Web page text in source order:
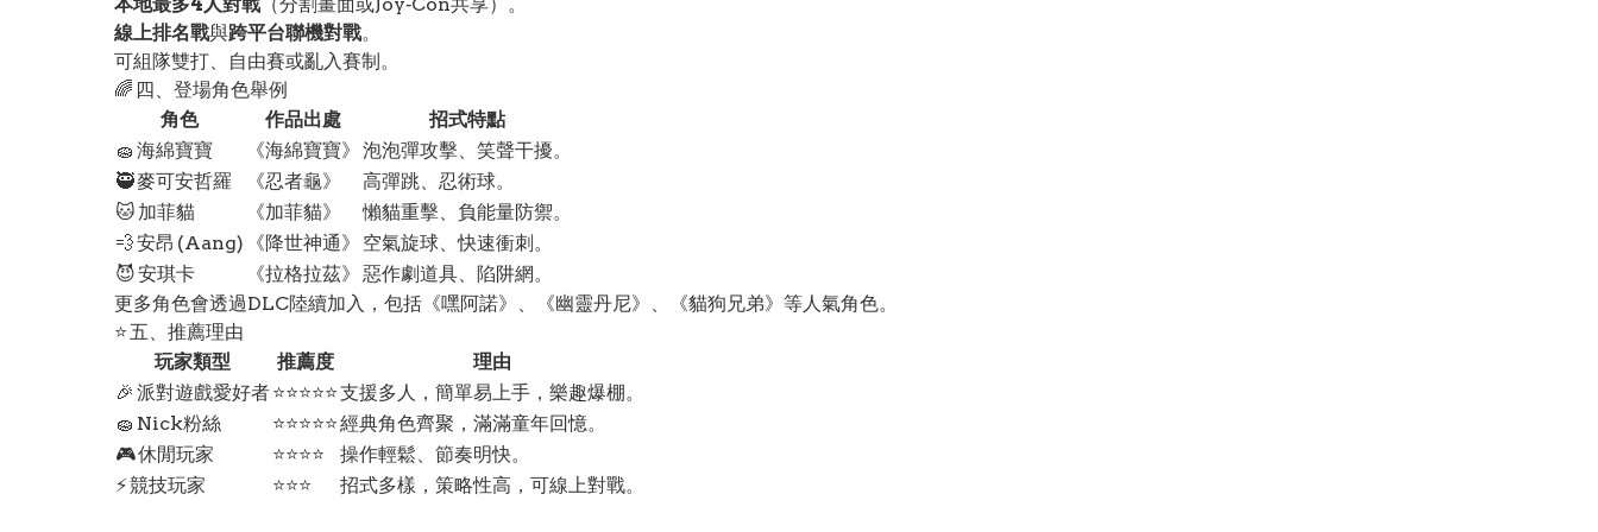
線上排名戰與跨平台聯機對戰。
可組隊雙打、自由賽或亂入賽制。
🌈 四、登場角色舉例
角色
作品出處
招式特點
🧽 海綿寶寶
《海綿寶寶》 泡泡彈攻擊、笑聲干擾。
🥷 麥可安哲羅
《忍者龜》
高彈跳、忍術球。
🐱 加菲貓
《加菲貓》
懶貓重擊、負能量防禦。
💨 安昂 (Aang)
《降世神通》
空氣旋球、快速衝刺。
😈 安琪卡
《拉格拉茲》 惡作劇道具、陷阱網。
更多角色會透過DLC陸續加入，包括《嘿阿諾》、《幽靈丹尼》、《貓狗兄弟》等人氣角色。
⭐ 五、推薦理由
玩家類型
推薦度
理由
🎉 派對遊戲愛好者⭐⭐⭐⭐⭐支援多人，簡單易上手，樂趣爆棚。
🧽 Nick粉絲
⭐⭐⭐⭐⭐經典角色齊聚，滿滿童年回憶。
🎮 休閒玩家
⭐⭐⭐⭐
操作輕鬆、節奏明快。
⚡ 競技玩家
⭐⭐⭐ 招式多樣，策略性高，可線上對戰。